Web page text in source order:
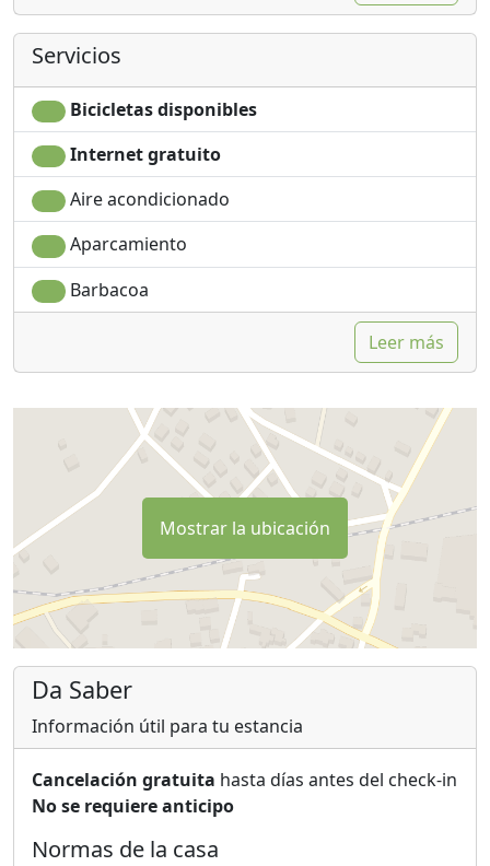
Servicios
Bicicletas disponibles
Internet gratuito
Aire acondicionado
Aparcamiento
Barbacoa
Leer más
Mostrar la ubicación
Da Saber
Información útil para tu estancia
Cancelación gratuita hasta días antes del check-in
No se requiere anticipo
Normas de la casa